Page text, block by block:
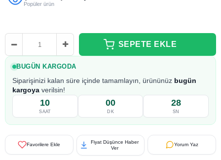
Popüler ürün
BUGÜN KARGODA
Siparişinizi kalan süre içinde tamamlayın, ürününüz bugün
kargoya verilsin!
10
SAAT
00
DK
27
SN
Favorilere Ekle
Fiyat Düşünce Haber
Ver
Yorum Yaz